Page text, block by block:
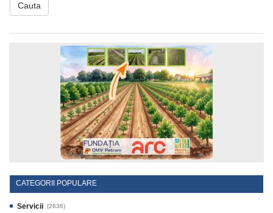
Cauta
CATEGORII POPULARE
Servicii (2636)